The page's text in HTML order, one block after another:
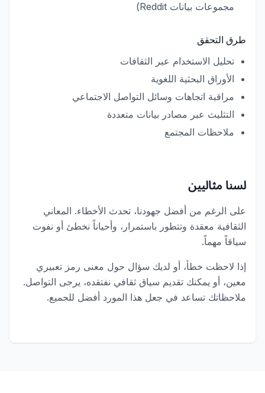
مجموعات بيانات Reddit)
طرق التحقق
تحليل الاستخدام عبر الثقافات
الأوراق البحثية اللغوية
مراقبة اتجاهات وسائل التواصل الاجتماعي
التثليث عبر مصادر بيانات متعددة
ملاحظات المجتمع
لسنا مثاليين
على الرغم من أفضل جهودنا، تحدث الأخطاء. المعاني
الثقافية معقدة وتتطور باستمرار، وأحياناً نخطئ أو نفوت
سياقاً مهماً.
إذا لاحظت خطأ، أو لديك سؤال حول معنى رمز تعبيري
معين، أو يمكنك تقديم سياق ثقافي نفتقده، يرجى التواصل.
ملاحظاتك تساعد في جعل هذا المورد أفضل للجميع.